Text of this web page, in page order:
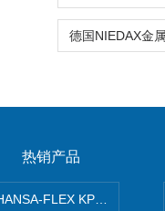
热销产品
FLEX KP100P紧凑